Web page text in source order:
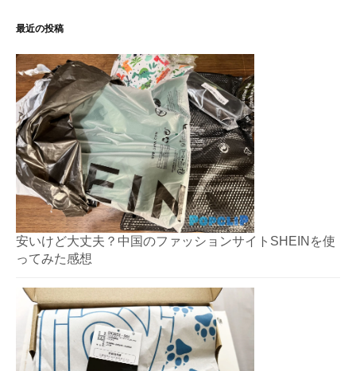
最近の投稿
安いけど大丈夫？中国のファッションサイトSHEINを使
ってみた感想